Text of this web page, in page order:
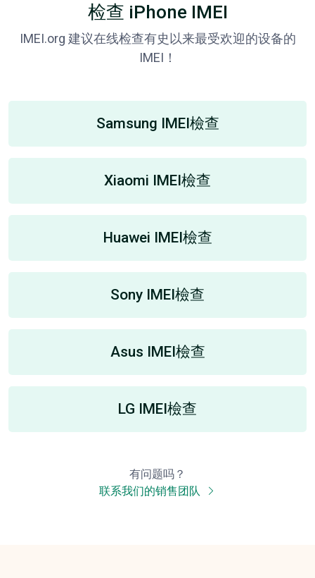
检查 iPhone IMEI
IMEI.org 建议在线检查有史以来最受欢迎的设备的
IMEI！
Samsung IMEI檢查
Xiaomi IMEI檢查
Huawei IMEI檢查
Sony IMEI檢查
Asus IMEI檢查
LG IMEI檢查
有问题吗？
联系我们的销售团队